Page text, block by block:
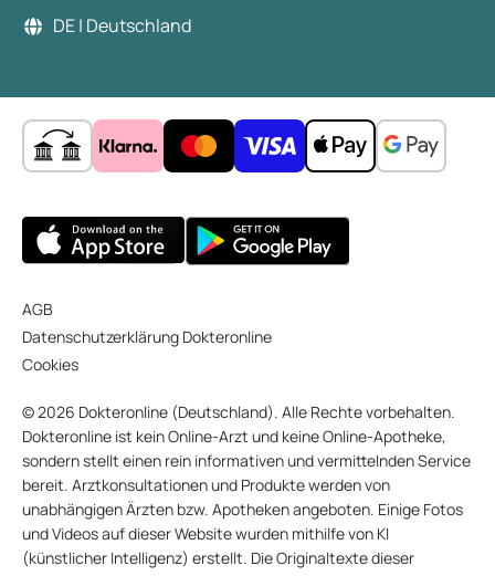
DE | Deutschland
AGB
Datenschutzerklärung Dokteronline
Cookies
© 2026 Dokteronline (Deutschland). Alle Rechte vorbehalten.
Dokteronline ist kein Online-Arzt und keine Online-Apotheke,
sondern stellt einen rein informativen und vermittelnden Service
bereit. Arztkonsultationen und Produkte werden von
unabhängigen Ärzten bzw. Apotheken angeboten. Einige Fotos
und Videos auf dieser Website wurden mithilfe von KI
(künstlicher Intelligenz) erstellt. Die Originaltexte dieser